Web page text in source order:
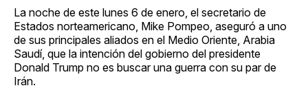
La noche de este lunes 6 de enero, el secretario de
Estados norteamericano, Mike Pompeo, aseguró a uno
de sus principales aliados en el Medio Oriente, Arabia
Saudí, que la intención del gobierno del presidente
Donald Trump no es buscar una guerra con su par de
Irán.